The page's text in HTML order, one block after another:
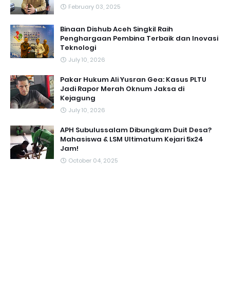
February 03, 2025
Binaan Dishub Aceh Singkil Raih
Penghargaan Pembina Terbaik dan Inovasi
Teknologi
July 10, 2026
Pakar Hukum Ali Yusran Gea: Kasus PLTU
Jadi Rapor Merah Oknum Jaksa di
Kejagung
July 10, 2026
APH Subulussalam Dibungkam Duit Desa?
Mahasiswa & LSM Ultimatum Kejari 5x24
Jam!
October 04, 2025